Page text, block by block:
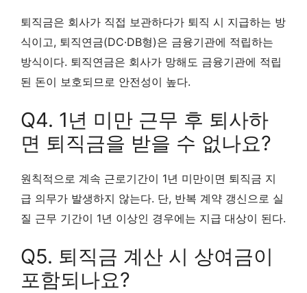
퇴직금은 회사가 직접 보관하다가 퇴직 시 지급하는 방
식이고, 퇴직연금(DC·DB형)은 금융기관에 적립하는
방식이다. 퇴직연금은 회사가 망해도 금융기관에 적립
된 돈이 보호되므로 안전성이 높다.
Q4. 1년 미만 근무 후 퇴사하
면 퇴직금을 받을 수 없나요?
원칙적으로 계속 근로기간이 1년 미만이면 퇴직금 지
급 의무가 발생하지 않는다. 단, 반복 계약 갱신으로 실
질 근무 기간이 1년 이상인 경우에는 지급 대상이 된다.
Q5. 퇴직금 계산 시 상여금이
포함되나요?